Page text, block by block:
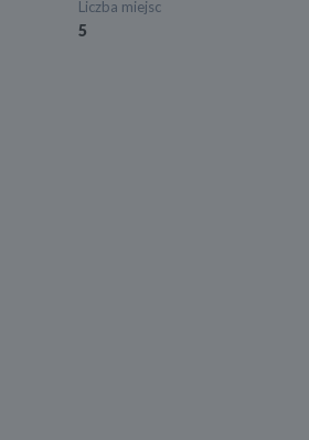
Liczba miejsc
5